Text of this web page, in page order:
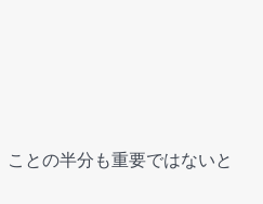
ことの半分も重要ではないと